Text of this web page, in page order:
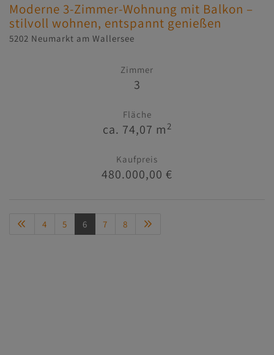
Moderne 3-Zimmer-Wohnung mit Balkon –
stilvoll wohnen, entspannt genießen
5202 Neumarkt am Wallersee
Zimmer
3
Fläche
ca. 74,07 m 2
Kaufpreis
480.000,00 €
4 5 6 7 8